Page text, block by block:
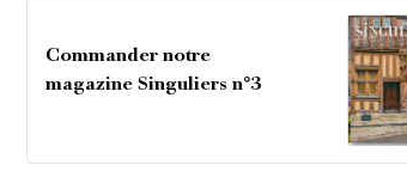
Commander notre
magazine Singuliers n°3